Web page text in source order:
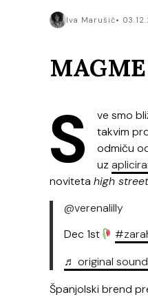
Iva Marušić
S
ve smo
takvim
odmiču
uz
noviteta high street
@verenalilly
Dec 1st
♬ original
Španjolski brend